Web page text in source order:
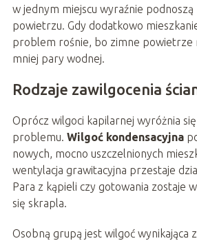
w jednym miejscu wyraźnie
powietrzu. Gdy dodatkowo
problem rośnie, bo zimne powietrze
mniej pary wodnej.
Rodzaje zawilgocenia
Oprócz wilgoci kapilarnej wyróżnia
problemu. Wilgoć kondensacyjna
nowych, mocno uszczelnionych
wentylacja grawitacyjna przestaje
Para z kąpieli czy gotowania zostaje
się skrapla.
Osobną grupą jest wilgoć wynikająca